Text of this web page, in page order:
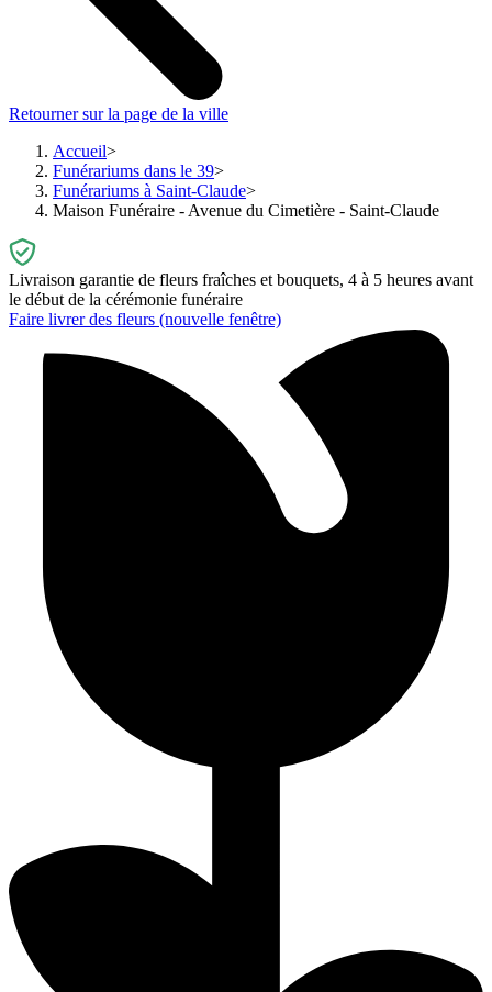
Retourner sur la page de la ville
Accueil
Funérariums dans le 39
Funérariums à Saint-Claude
Maison Funéraire - Avenue du Cimetière - Saint-Claude
Livraison garantie de fleurs fraîches et bouquets, 4 à 5 heures avant
le début de la cérémonie funéraire
Faire livrer des fleurs (nouvelle fenêtre)